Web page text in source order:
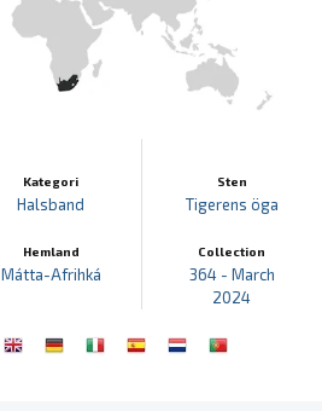
Kategori
Halsband
Hemland
Mátta-Afrihká
Sten
Tigerens öga
Collection
364 - March
2024